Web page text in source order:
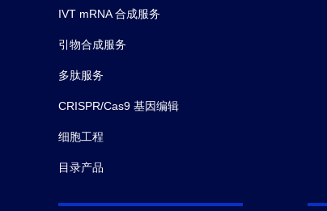
IVT mRNA 合成服务
引物合成服务
多肽服务
CRISPR/Cas9 基因编辑
细胞工程
目录产品